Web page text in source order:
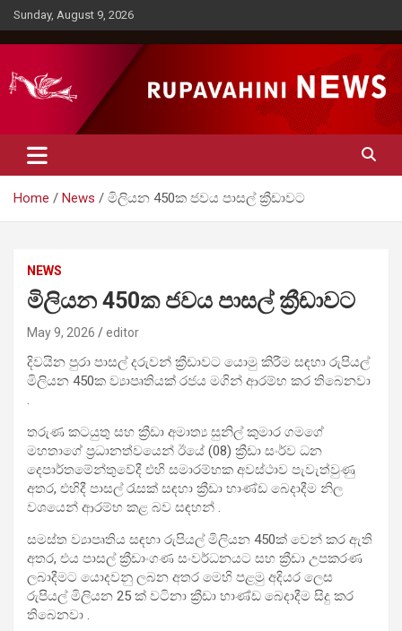
Skip
to
content
Sunday, August 9, 2026
Rupavahini News
Home News මිලියන 450ක ජවය පාසල් ක්‍රීඩාවට
NEWS
මිලියන 450ක ජවය පාසල් ක්‍රීඩාවට
May 9, 2026 editor
දිවයින පුරා පාසල් දරුවන් ක්‍රීඩාවට යොමු කිරීම සඳහා රුපියල්
මිලියන 450ක ව්‍යාපෘතියක් රජය මගින් ආරම්භ කර තිබෙනවා
.
තරුණ කටයුතු සහ ක්‍රීඩා අමාත්‍ය සුනිල් කුමාර ගමගේ
මහතාගේ ප්‍රධානත්වයෙන් ඊයේ (08) ක්‍රීඩා සංර්ව ධන
දෙපාර්තමේන්තුවේදී එහි සමාරම්භක අවස්ථාව පැවැත්වුණු
අතර, එහිදී පාසල් රැසක් සඳහා ක්‍රීඩා භාණ්ඩ බෙදාදීම නිල
වශයෙන් ආරම්භ කළ බව සඳහන් .
සමස්ත ව්‍යාපෘතිය සඳහා රුපියල් මිලියන 450ක් වෙන් කර ඇති
අතර, එය පාසල් ක්‍රීඩාංගණ සංවර්ධනයට සහ ක්‍රීඩා උපකරණ
ලබාදීමට යොදවනු ලබන අතර මෙහි පළමු අදියර ලෙස
රුපියල් මිලියන 25 ක් වටිනා ක්‍රීඩා භාණ්ඩ බෙදාදීම සිදු කර
තිබෙනවා .